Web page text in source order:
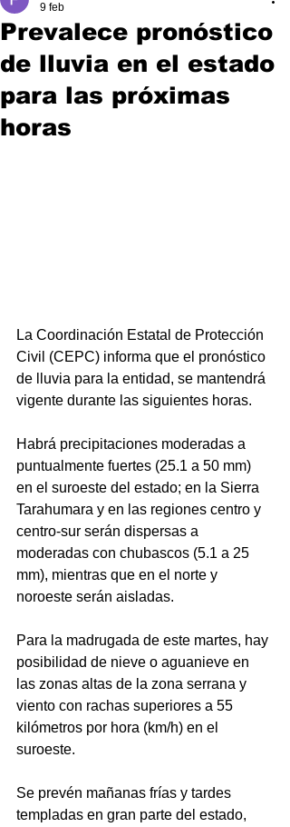
Prevalece pronóstico
de lluvia en el estado
para las próximas
horas
9 feb
La Coordinación Estatal de Protección
Civil (CEPC) informa que el pronóstico
de lluvia para la entidad, se mantendrá
vigente durante las siguientes horas.
Habrá precipitaciones moderadas a
puntualmente fuertes (25.1 a 50 mm)
en el suroeste del estado; en la Sierra
Tarahumara y en las regiones centro y
centro-sur serán dispersas a
moderadas con chubascos (5.1 a 25
mm), mientras que en el norte y
noroeste serán aisladas.
Para la madrugada de este martes, hay
posibilidad de nieve o aguanieve en
las zonas altas de la zona serrana y
viento con rachas superiores a 55
kilómetros por hora (km/h) en el
suroeste.
Se prevén mañanas frías y tardes
templadas en gran parte del estado,